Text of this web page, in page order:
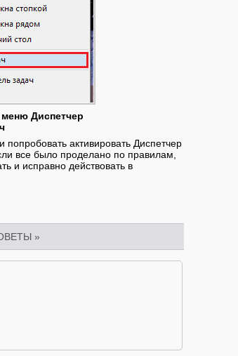
Диспетчер
попробовать активировать Диспетчер
все было проделано по правилам,
и исправно действовать в
»